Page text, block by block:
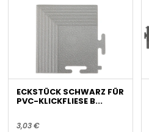
ECKSTÜCK SCHWARZ FÜR
PVC-KLICKFLIESE B...
3,03 €